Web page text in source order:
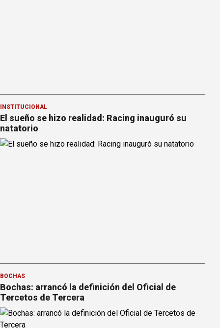
INSTITUCIONAL
El sueño se hizo realidad: Racing inauguró su
natatorio
BOCHAS
Bochas: arrancó la definición del Oficial de
Tercetos de Tercera